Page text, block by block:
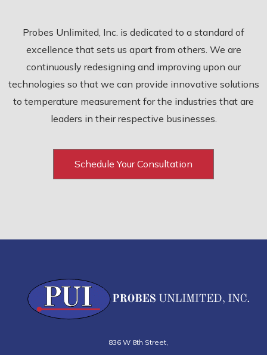
Probes Unlimited, Inc. is dedicated to a standard of
excellence that sets us apart from others. We are
continuously redesigning and improving upon our
technologies so that we can provide innovative solutions
to temperature measurement for the industries that are
leaders in their respective businesses.
Schedule Your Consultation
836 W 8th Street,